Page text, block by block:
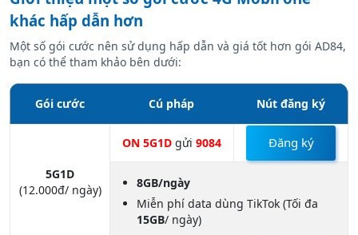
Giới thiệu một số gói cước 4G MobiFone
khác hấp dẫn hơn
Một số gói cước nên sử dụng hấp dẫn và giá tốt hơn gói AD84,
bạn có thể tham khảo bên dưới:
Gói cước Cú pháp Nút đăng ký
5G1D
Đăng ký
8GB/ngày
Miễn phí data dùng TikTok (Tối đa